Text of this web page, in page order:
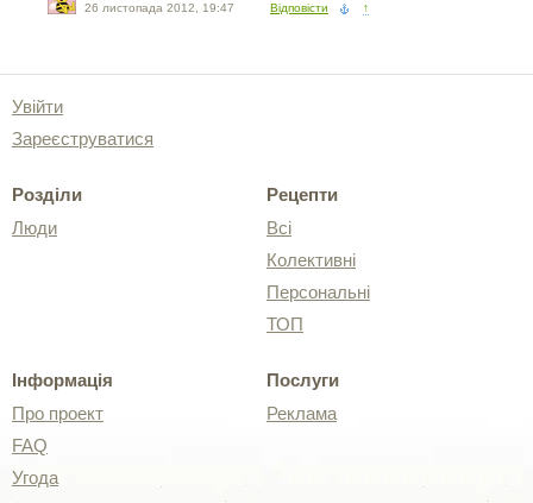
26 листопада 2012, 19:47 Відповісти ↑
Увійти
Зареєструватися
Розділи
Люди
Рецепти
Всі
Колективні
Персональні
ТОП
Інформація
Про проект
FAQ
Угода
Послуги
Реклама